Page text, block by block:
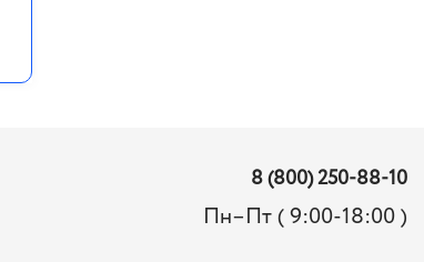
8 (800) 250-88-10
Пн–Пт ( 9:00-18:00 )